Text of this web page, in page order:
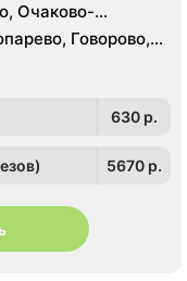
Очаково-
Солнцево,
Говорово,
Боровское
630 p.
5670 p.